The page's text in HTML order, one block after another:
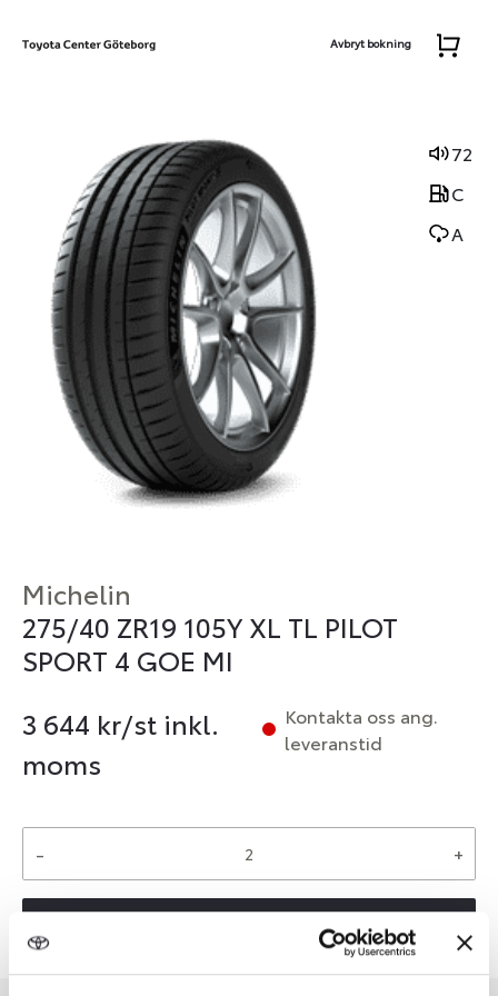
Avbryt bokning
72
C
A
Michelin
275/40 ZR19 105Y XL TL PILOT
SPORT 4 GOE MI
3 644 kr/st inkl.
moms
Kontakta oss ang.
leveranstid
- +